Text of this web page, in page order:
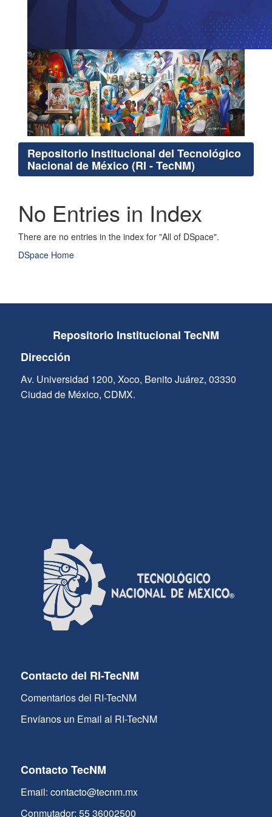
Repositorio Institucional del Tecnológico
Nacional de México (RI - TecNM)
No Entries in Index
There are no entries in the index for "All of DSpace".
DSpace Home
Repositorio Institucional TecNM
Dirección
Av. Universidad 1200, Xoco, Benito Juárez, 03330
Ciudad de México, CDMX.
Contacto del RI-TecNM
Comentarios del RI-TecNM
Envíanos un Email al RI-TecNM
Contacto TecNM
Email: contacto@tecnm.mx
Conmutador: 55 36002500